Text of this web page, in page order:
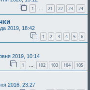
1 … 21 22 23 24
2019, 18:42
1 2 3 4 5 6
2019, 10:14
1 … 102 103 104 105
2016, 23:27